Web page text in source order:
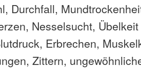
Durchfall,
Nesselsucht,
Erbrechen,
Zittern,